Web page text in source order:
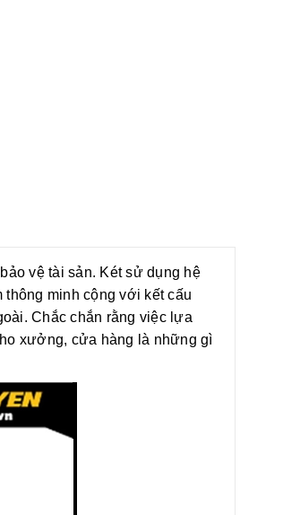
vệ tài sản. Két sử dụng hệ
thông minh cộng với kết cấu
Chắc chắn rằng việc lựa
xưởng, cửa hàng là những gì